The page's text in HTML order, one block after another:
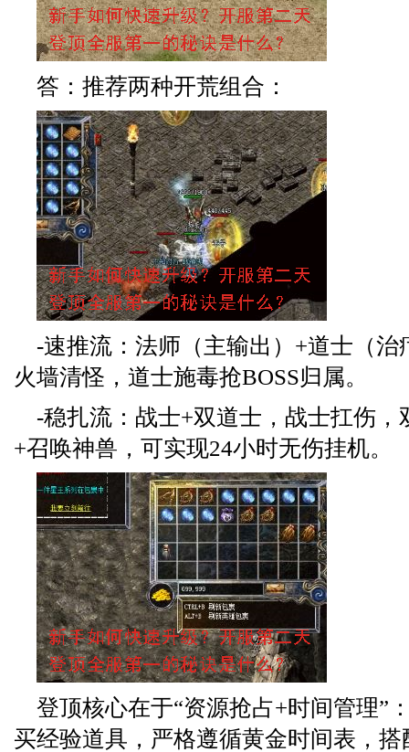
答：推荐两种开荒组合：
-速推流：法师（主输出）+道士（治
火墙清怪，道士施毒抢BOSS归属。
-稳扎流：战士+双道士，战士扛伤，
+召唤神兽，可实现24小时无伤挂机。
登顶核心在于“资源抢占+时间管理”
买经验道具，严格遵循黄金时间表，